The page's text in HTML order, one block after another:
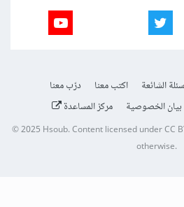
الشائعة اكتب معنا
درّب معنا
بيان الخصوصية مركز المساعدة
© 2025Hsoub.Content licensed underCC
otherwise.